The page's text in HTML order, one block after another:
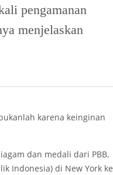
pengamanan
menjelaskan
karena keinginan
dan medali dari PBB,
Indonesia) di New York ke